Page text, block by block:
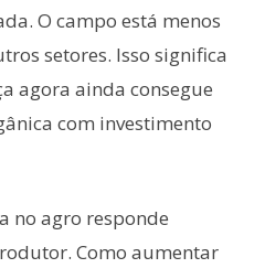
O campo está menos
setores. Isso significa
agora ainda consegue
com investimento
no agro responde
Como aumentar